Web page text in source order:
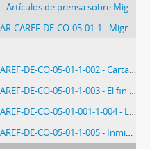
de prensa sobre Migración
AR-CAREF-DE-CO-05-01-1 - Migración (artículos de diarios) Antes del 31/12 del 79
DE-CO-05-01-1-002 - Carta pastoral sobre refugiados
DE-CO-05-01-1-003 - El fin de una injusticia social
01-001-1-004 - La Argentina sostuvo en un Foro Mundial que incrementará su Población por Medio de la Natalidad y la Inmigración
DE-CO-05-01-1-005 - Inmigración, una amarga experiencia que vale